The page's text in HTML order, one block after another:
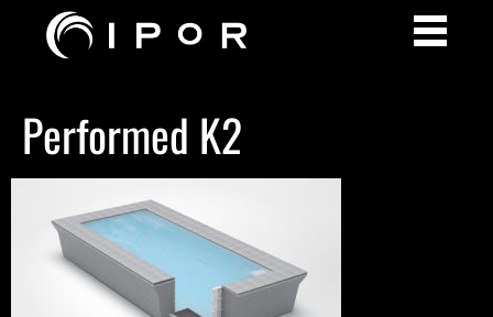
Performed K2